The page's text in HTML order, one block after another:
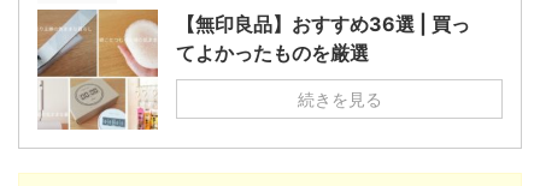
【無印良品】おすすめ36選 | 買っ
てよかったものを厳選
続きを見る